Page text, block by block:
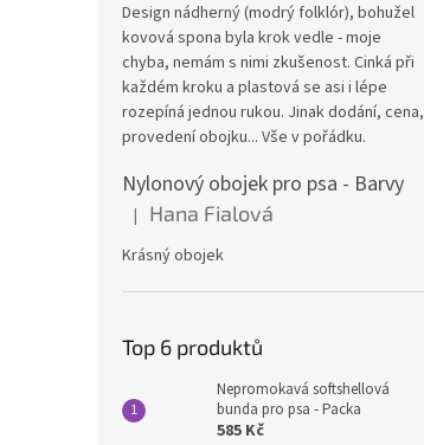
Design nádherný (modrý folklór), bohužel
kovová spona byla krok vedle - moje
chyba, nemám s nimi zkušenost. Cinká při
každém kroku a plastová se asi i lépe
rozepíná jednou rukou. Jinak dodání, cena,
provedení obojku... Vše v pořádku.
Nylonový obojek pro psa - Barvy
Hodnocení produktu je 5 z 5 hvězdiček.
| Hana Fialová
Krásný obojek
Top 6 produktů
Nepromokavá softshellová
bunda pro psa - Packa
585 Kč